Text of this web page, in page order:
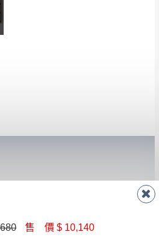
除了盡最大努力完成配送外，視
。
安全，賣家無提供吊掛服務，若
掛方式吊運，費用將由買方自行
配合開店前、閉店後時段，並送
限，恕無法送至指定樓面。
恕暫停百貨公司相關運送 》
地區固定每周(三)、(日)兩天
諒！
退貨運費。
之服務。
售 價 $ 10,140